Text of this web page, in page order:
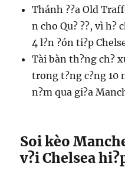
Thánh ??a Old
n cho Qu? ??, vì h?
4 l?n ?ón ti?p
Tài bàn th?ng ch?
trong t?ng c?ng 10
n?m qua gi?a
Soi kèo
v?i Chelsea